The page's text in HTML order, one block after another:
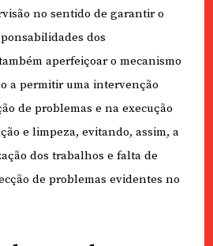
no sentido de garantir o
dos
aperfeiçoar o mecanismo
a permitir uma intervenção
de problemas e na execução
e limpeza, evitando, assim, a
dos trabalhos e falta de
de problemas evidentes no